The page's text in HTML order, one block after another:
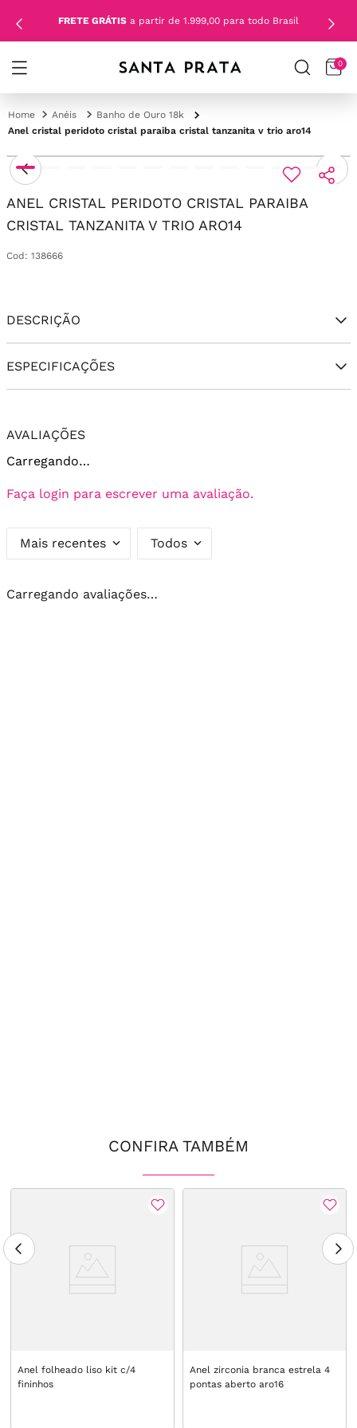
FRETE GRÁTIS a partir de 1.999,00 para todo Brasil
0
Anéis
Banho de Ouro 18k
Anel cristal peridoto cristal paraiba cristal tanzanita v trio aro14
ANEL CRISTAL PERIDOTO CRISTAL PARAIBA
CRISTAL TANZANITA V TRIO ARO14
Cod : 138666
DESCRIÇÃO
ESPECIFICAÇÕES
AVALIAÇÕES
Carregando…
Faça login para escrever uma avaliação.
Mais recentes Todos
Carregando avaliações…
CONFIRA TAMBÉM
Anel folheado liso kit c/4
fininhos
Anel zirconia branca estrela 4
pontas aberto aro16